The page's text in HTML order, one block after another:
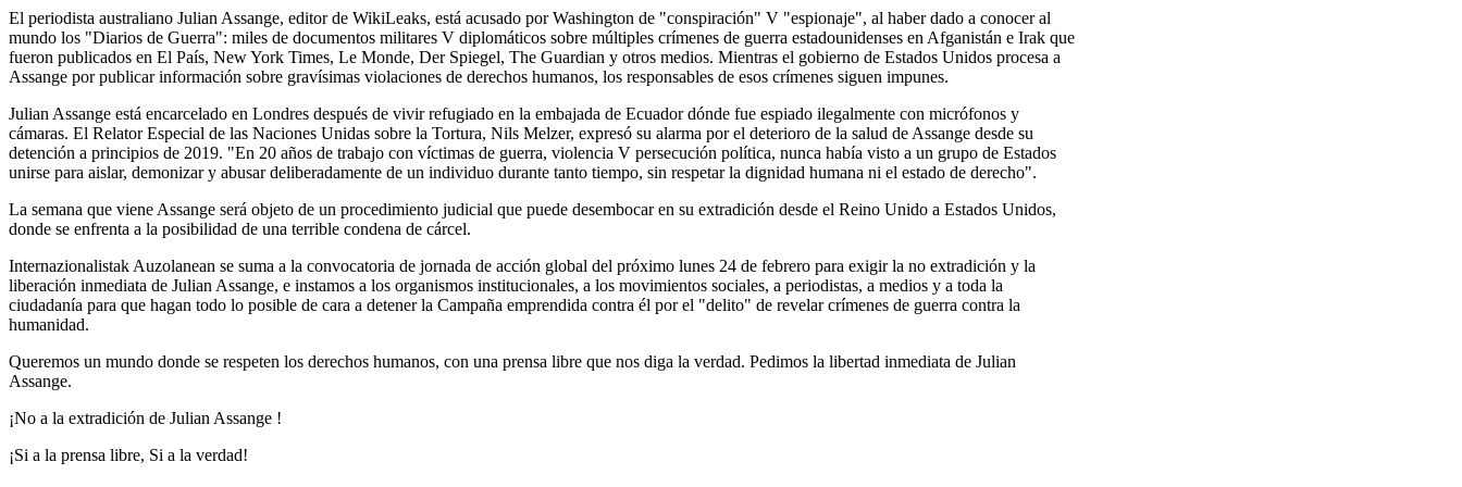
El periodista australiano Julian Assange, editor de WikiLeaks, está acusado por Washington de "conspiración" V "espionaje", al haber dado a conocer al
mundo los "Diarios de Guerra": miles de documentos militares V diplomáticos sobre múltiples crímenes de guerra estadounidenses en Afganistán e Irak que
fueron publicados en El País, New York Times, Le Monde, Der Spiegel, The Guardian y otros medios. Mientras el gobierno de Estados Unidos procesa a
Assange por publicar información sobre gravísimas violaciones de derechos humanos, los responsables de esos crímenes siguen impunes.
Julian Assange está encarcelado en Londres después de vivir refugiado en la embajada de Ecuador dónde fue espiado ilegalmente con micrófonos y
cámaras. El Relator Especial de las Naciones Unidas sobre la Tortura, Nils Melzer, expresó su alarma por el deterioro de la salud de Assange desde su
detención a principios de 2019. "En 20 años de trabajo con víctimas de guerra, violencia V persecución política, nunca había visto a un grupo de Estados
unirse para aislar, demonizar y abusar deliberadamente de un individuo durante tanto tiempo, sin respetar la dignidad humana ni el estado de derecho".
La semana que viene Assange será objeto de un procedimiento judicial que puede desembocar en su extradición desde el Reino Unido a Estados Unidos,
donde se enfrenta a la posibilidad de una terrible condena de cárcel.
Internazionalistak Auzolanean se suma a la convocatoria de jornada de acción global del próximo lunes 24 de febrero para exigir la no extradición y la
liberación inmediata de Julian Assange, e instamos a los organismos institucionales, a los movimientos sociales, a periodistas, a medios y a toda la
ciudadanía para que hagan todo lo posible de cara a detener la Campaña emprendida contra él por el "delito" de revelar crímenes de guerra contra la
humanidad.
Queremos un mundo donde se respeten los derechos humanos, con una prensa libre que nos diga la verdad. Pedimos la libertad inmediata de Julian
Assange.
¡No a la extradición de Julian Assange !
¡Si a la prensa libre, Si a la verdad!